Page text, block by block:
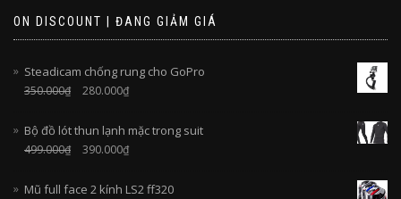
ON DISCOUNT | ĐANG GIẢM GIÁ
Steadicam chống rung cho GoPro
350.000₫ 280.000₫
Bộ đồ lót thun lạnh mặc trong suit
499.000₫ 390.000₫
Mũ full face 2 kính LS2 ff320